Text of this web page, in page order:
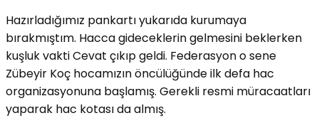
Hazırladığımız pankartı yukarıda kurumaya
bırakmıştım. Hacca gideceklerin gelmesini beklerken
kuşluk vakti Cevat çıkıp geldi. Federasyon o sene
Zübeyir Koç hocamızın öncülüğünde ilk defa hac
organizasyonuna başlamış. Gerekli resmi müracaatları
yaparak hac kotası da almış.